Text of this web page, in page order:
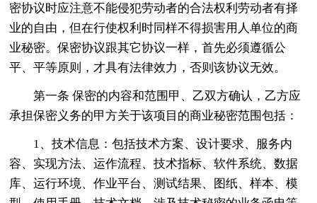
密协议时应注意不能侵犯劳动者的合法权利劳动者有择
业的自由，但在行使权利时同样不得损害用人单位的商
业秘密。保密协议跟其它协议一样，首先必须遵循公
平、平等原则，才具有法律效力，否则该协议无效。
第一条 保密的内容和范围甲、乙双方确认，乙方应
承担保密义务的甲方关于该项目的商业秘密范围包括：
1、技术信息：包括技术方案、设计要求、服务内
容、实现方法、运作流程、技术指标、软件系统、数据
库、运行环境、作业平台、测试结果、图纸、样本、模